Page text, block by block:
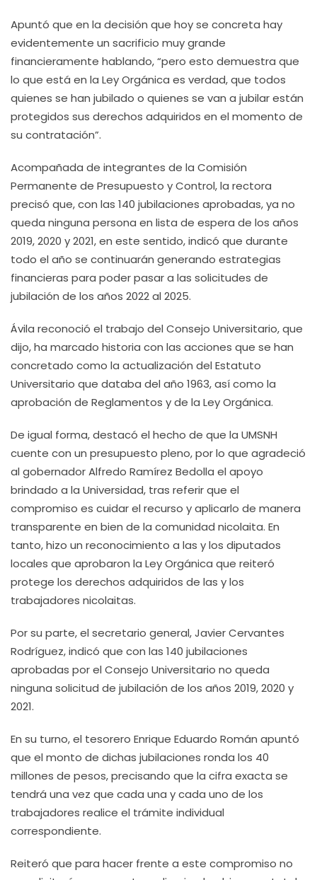
Apuntó que en la decisión que hoy se concreta hay
evidentemente un sacrificio muy grande
financieramente hablando, “pero esto demuestra que
lo que está en la Ley Orgánica es verdad, que todos
quienes se han jubilado o quienes se van a jubilar están
protegidos sus derechos adquiridos en el momento de
su contratación”.
Acompañada de integrantes de la Comisión
Permanente de Presupuesto y Control, la rectora
precisó que, con las 140 jubilaciones aprobadas, ya no
queda ninguna persona en lista de espera de los años
2019, 2020 y 2021, en este sentido, indicó que durante
todo el año se continuarán generando estrategias
financieras para poder pasar a las solicitudes de
jubilación de los años 2022 al 2025.
Ávila reconoció el trabajo del Consejo Universitario, que
dijo, ha marcado historia con las acciones que se han
concretado como la actualización del Estatuto
Universitario que databa del año 1963, así como la
aprobación de Reglamentos y de la Ley Orgánica.
De igual forma, destacó el hecho de que la UMSNH
cuente con un presupuesto pleno, por lo que agradeció
al gobernador Alfredo Ramírez Bedolla el apoyo
brindado a la Universidad, tras referir que el
compromiso es cuidar el recurso y aplicarlo de manera
transparente en bien de la comunidad nicolaita. En
tanto, hizo un reconocimiento a las y los diputados
locales que aprobaron la Ley Orgánica que reiteró
protege los derechos adquiridos de las y los
trabajadores nicolaitas.
Por su parte, el secretario general, Javier Cervantes
Rodríguez, indicó que con las 140 jubilaciones
aprobadas por el Consejo Universitario no queda
ninguna solicitud de jubilación de los años 2019, 2020 y
2021.
En su turno, el tesorero Enrique Eduardo Román apuntó
que el monto de dichas jubilaciones ronda los 40
millones de pesos, precisando que la cifra exacta se
tendrá una vez que cada una y cada uno de los
trabajadores realice el trámite individual
correspondiente.
Reiteró que para hacer frente a este compromiso no